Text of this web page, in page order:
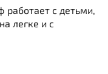
работает с детьми,
легке и с